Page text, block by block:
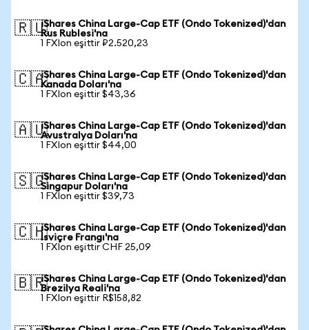
🇷🇺iShares China Large-Cap ETF (Ondo Tokenized)'dan
Rus Rublesi'na
1 FXIon eşittir ₽2.520,23
🇨🇦iShares China Large-Cap ETF (Ondo Tokenized)'dan
Kanada Doları'na
1 FXIon eşittir $43,36
🇦🇺iShares China Large-Cap ETF (Ondo Tokenized)'dan
Avustralya Doları'na
1 FXIon eşittir $44,00
🇸🇬iShares China Large-Cap ETF (Ondo Tokenized)'dan
Singapur Doları'na
1 FXIon eşittir $39,73
🇨🇭iShares China Large-Cap ETF (Ondo Tokenized)'dan
İsviçre Frangı'na
1 FXIon eşittir CHF 25,09
🇧🇷iShares China Large-Cap ETF (Ondo Tokenized)'dan
Brezilya Reali'na
1 FXIon eşittir R$158,82